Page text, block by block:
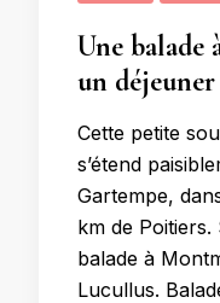
Une
un
Cette petite
s’étend
Gartempe,
km de
balade à
Lucullus.